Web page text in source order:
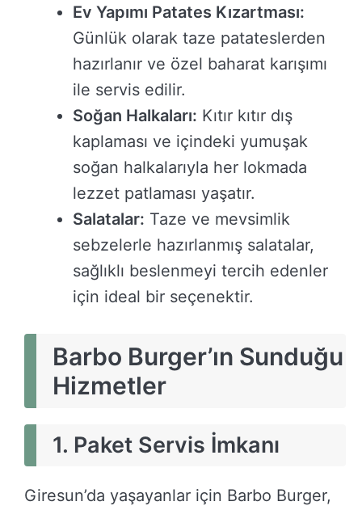
Ev Yapımı Patates Kızartması:
Günlük olarak taze patateslerden
hazırlanır ve özel baharat karışımı
ile servis edilir.
Soğan Halkaları: Kıtır kıtır dış
kaplaması ve içindeki yumuşak
soğan halkalarıyla her lokmada
lezzet patlaması yaşatır.
Salatalar: Taze ve mevsimlik
sebzelerle hazırlanmış salatalar,
sağlıklı beslenmeyi tercih edenler
için ideal bir seçenektir.
Barbo Burger’ın Sunduğu
Hizmetler
1. Paket Servis İmkanı
Giresun’da yaşayanlar için Barbo Burger,